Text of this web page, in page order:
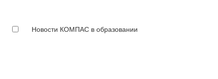
Новости КОМПАС в образовании